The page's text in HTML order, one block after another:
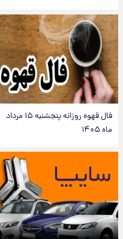
فال قهوه روزانه پنجشنبه ۱۵ مرداد
ماه ۱۴۰۵